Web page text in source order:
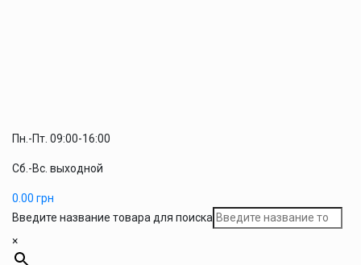
Пн.-Пт. 09:00-16:00
Сб.-Вс. выходной
0.00 грн
Введите название товара для поиска
×